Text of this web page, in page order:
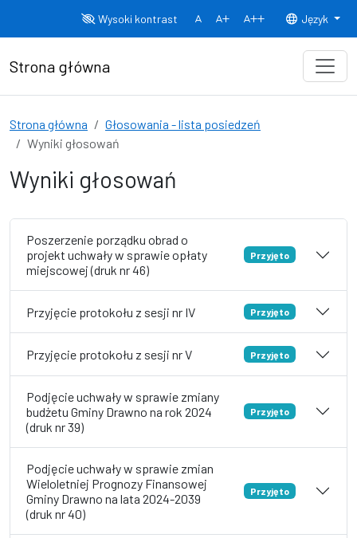
Wysoki kontrast
Normalny rozmiar czcionki
Rozmiar czcionki 150% Rozmiar
Język
Strona główna
Strona główna
Głosowania - lista posiedzeń
Wyniki głosowań
Wyniki głosowań
Poszerzenie porządku obrad o
projekt uchwały w sprawie opłaty
miejscowej (druk nr 46)
Przyjęto
Przyjęcie protokołu z sesji nr IV Przyjęto
Przyjęcie protokołu z sesji nr V Przyjęto
Podjęcie uchwały w sprawie zmiany
budżetu Gminy Drawno na rok 2024
(druk nr 39)
Przyjęto
Podjęcie uchwały w sprawie zmian
Wieloletniej Prognozy Finansowej
Gminy Drawno na lata 2024-2039
(druk nr 40)
Przyjęto